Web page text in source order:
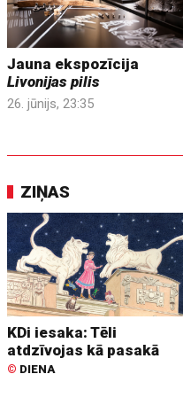
Jauna ekspozīcija
Livonijas pilis
26. jūnijs, 23:35
ZIŅAS
KDi iesaka: Tēli
atdzīvojas kā pasakā
© DIENA